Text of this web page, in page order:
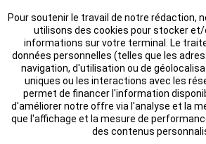
Pour soutenir le travail de notre rédaction,
utilisons des cookies pour stocker et/
informations sur votre terminal. Le
données personnelles (telles que les
navigation, d'utilisation ou de
uniques ou les interactions avec les
permet de financer l'information
d'améliorer notre offre via l'analyse et la
que l'affichage et la mesure de
des contenus